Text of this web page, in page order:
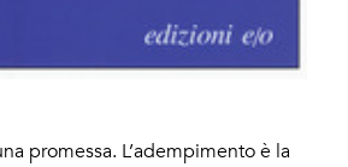
promessa. L’adempimento è la